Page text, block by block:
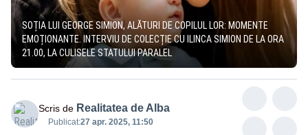
SOȚIA LUI GEORGE SIMION, ALĂTURI DE COPILUL LOR: MOMENTE
EMOȚIONANTE. INTERVIU DE COLECȚIE CU ILINCA SIMION DE LA ORA
21.00, LA CULISELE STATULUI PARALEL
Scris de Realitatea de Alba
Publicat:27 apr. 2025, 11:50